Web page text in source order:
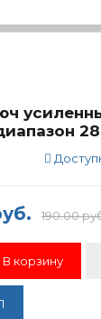
190.00